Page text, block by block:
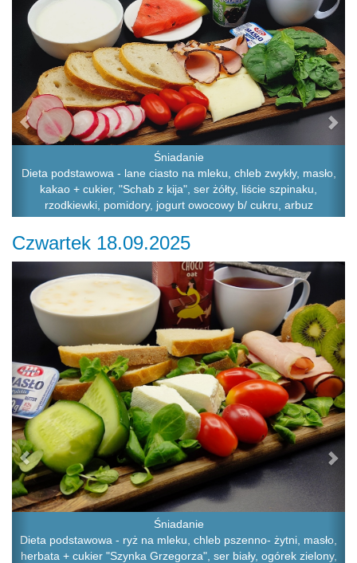
Śniadanie
Dieta podstawowa - lane ciasto na mleku, chleb zwykły, masło,
kakao + cukier, "Schab z kija", ser żółty, liście szpinaku,
rzodkiewki, pomidory, jogurt owocowy b/ cukru, arbuz
Czwartek 18.09.2025
Śniadanie
Dieta podstawowa - ryż na mleku, chleb pszenno- żytni, masło,
herbata + cukier "Szynka Grzegorza", ser biały, ogórek zielony,
Previous